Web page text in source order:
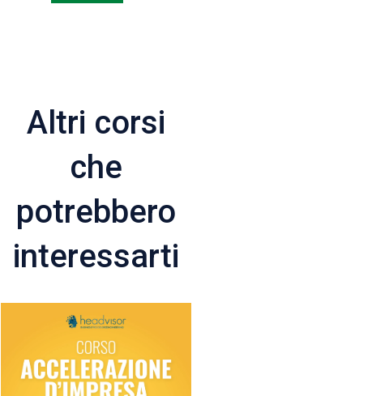
Altri corsi
che
potrebbero
interessarti